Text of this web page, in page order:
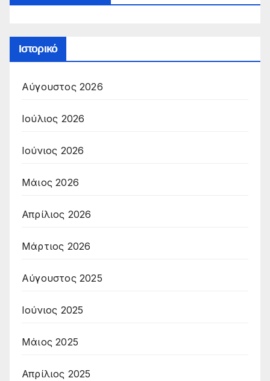
Ιστορικό
Αύγουστος 2026
Ιούλιος 2026
Ιούνιος 2026
Μάιος 2026
Απρίλιος 2026
Μάρτιος 2026
Αύγουστος 2025
Ιούνιος 2025
Μάιος 2025
Απρίλιος 2025